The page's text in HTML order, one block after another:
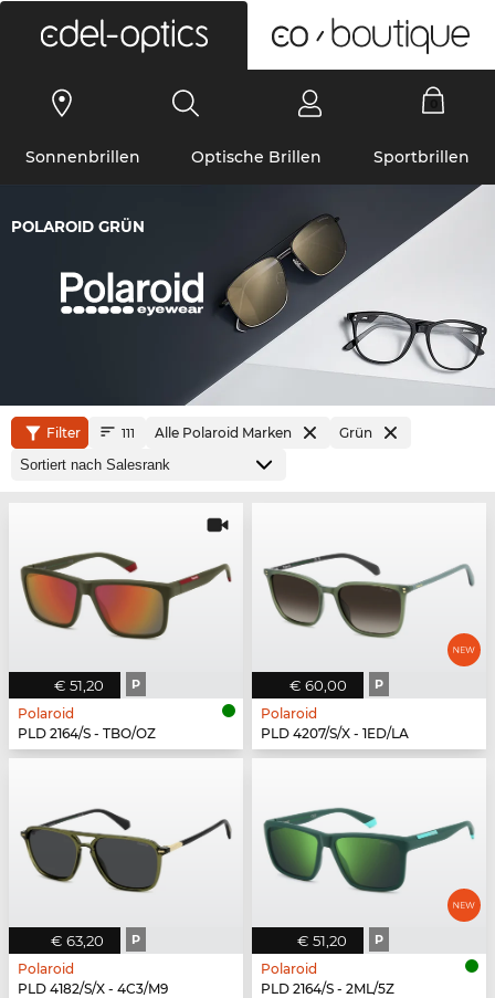
Sonnenbrillen Optische Brillen Sportbrillen
POLAROID GRÜN
Filter 111 Alle Polaroid Marken Grün
€ 51,20 P
Polaroid
PLD 2164/S - TBO/OZ
€ 60,00 P
Polaroid
PLD 4207/S/X - 1ED/LA
€ 63,20 P
Polaroid
PLD 4182/S/X - 4C3/M9
€ 51,20 P
Polaroid
PLD 2164/S - 2ML/5Z